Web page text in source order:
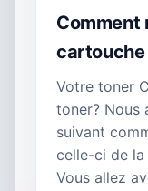
Comment
cartouche
Votre toner
toner? Nous
suivant
celle-ci de la
Vous allez